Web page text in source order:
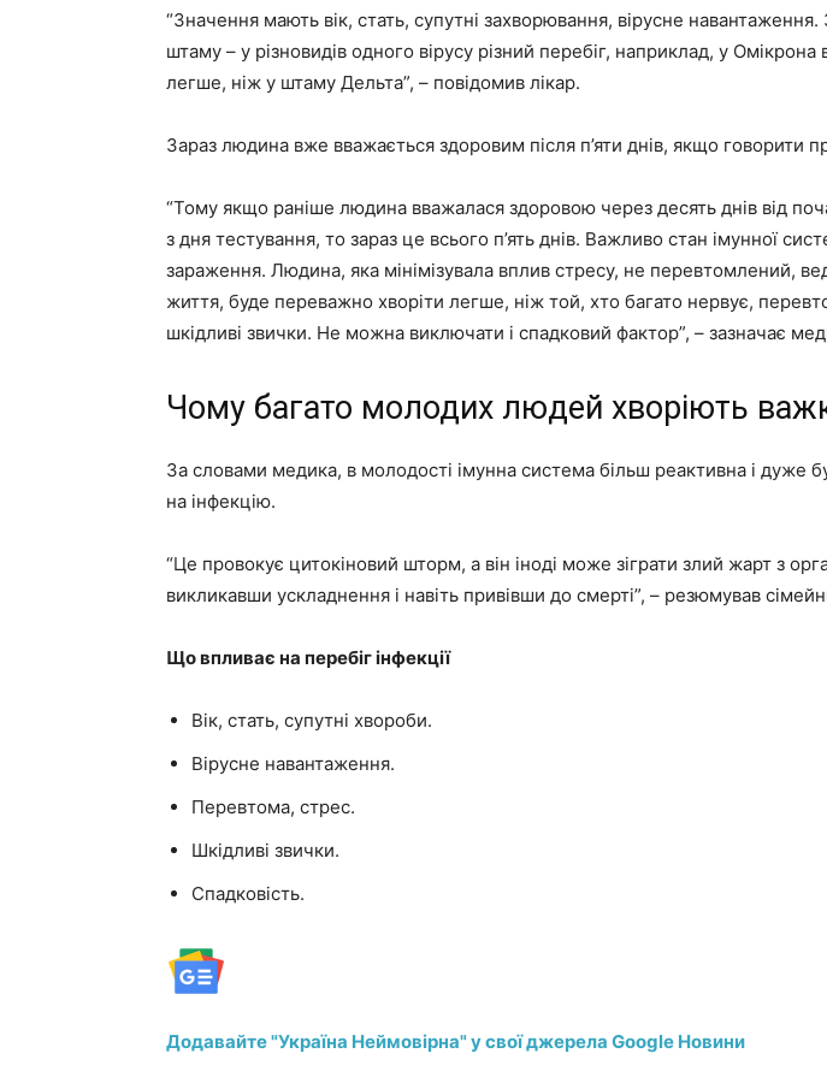
“Значення мають вік, стать, супутні захворювання, вірусне навантаження.
штаму – у різновидів одного вірусу різний перебіг, наприклад, у Омікрона
легше, ніж у штаму Дельта”, – повідомив лікар.
Зараз людина вже вважається здоровим після п’яти днів, якщо говорити
“Тому якщо раніше людина вважалася здоровою через десять днів від
з дня тестування, то зараз це всього п’ять днів. Важливо стан імунної
зараження. Людина, яка мінімізувала вплив стресу, не перевтомлений,
життя, буде переважно хворіти легше, ніж той, хто багато нервує,
шкідливі звички. Не можна виключати і спадковий фактор”, – зазначає
Чому багато молодих людей хворіють
За словами медика, в молодості імунна система більш реактивна і дуже
на інфекцію.
“Це провокує цитокіновий шторм, а він іноді може зіграти злий жарт з
викликавши ускладнення і навіть привівши до смерті”, – резюмував
Що впливає на перебіг інфекції
Вік, стать, супутні хвороби.
Вірусне навантаження.
Перевтома, стрес.
Шкідливі звички.
Спадковість.
Додавайте "Україна Неймовірна" у свої джерела Google Новини